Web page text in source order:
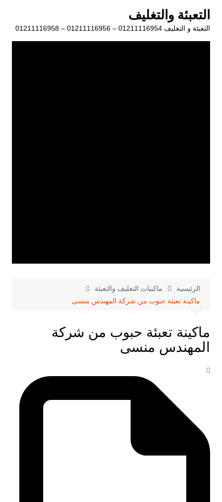
المحتوى
التعبئة والتغليف
التعبئة و التغليف 01211116954 – 01211116956 – 01211116958
الرئيسية
ماكينات التغليف والتعبئة
ماكينة تعبئة حبوب من شركة المهندس منسى
ماكينة تعبئة حبوب من شركة
المهندس منسى